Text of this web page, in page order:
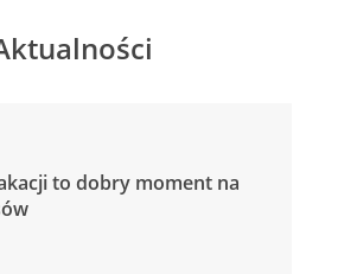
to dobry moment na